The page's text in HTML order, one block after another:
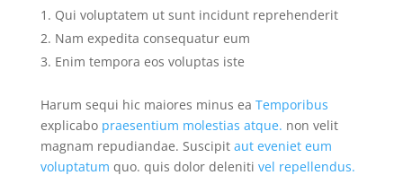
Qui voluptatem ut sunt incidunt reprehenderit
Nam expedita consequatur eum
Enim tempora eos voluptas iste
Harum sequi hic maiores minus ea Temporibus
explicabo praesentium molestias atque. non velit
magnam repudiandae. Suscipit aut eveniet eum
voluptatum quo. quis dolor deleniti vel repellendus.